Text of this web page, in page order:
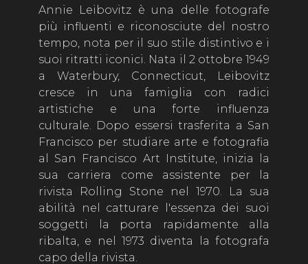
Annie Leibovitz è una delle fotografe
più influenti e riconosciute del nostro
tempo, nota per il suo stile distintivo e i
suoi ritratti iconici. Nata il 2 ottobre 1949
a Waterbury, Connecticut, Leibovitz
cresce in una famiglia con radici
artistiche e una forte influenza
culturale. Dopo essersi trasferita a San
Francisco per studiare arte e fotografia
al San Francisco Art Institute, inizia la
sua carriera come assistente per la
rivista Rolling Stone nel 1970. La sua
abilità nel catturare l'essenza dei suoi
soggetti la porta rapidamente alla
ribalta, e nel 1973 diventa la fotografa
capo della rivista.